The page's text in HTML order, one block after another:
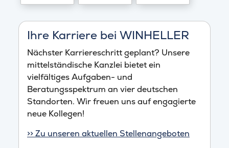
Ihre Karriere bei WINHELLER
Nächster Karriereschritt geplant? Unsere
mittelständische Kanzlei bietet ein
vielfältiges Aufgaben- und
Beratungsspektrum an vier deutschen
Standorten. Wir freuen uns auf engagierte
neue Kollegen!
>> Zu unseren aktuellen Stellenangeboten